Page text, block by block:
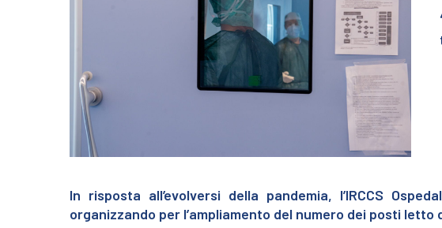
In risposta all’evolversi della pandemia, l’IRCCS
organizzando per l’ampliamento del numero dei posti letto